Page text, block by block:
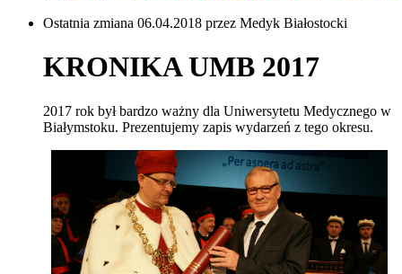
Ostatnia zmiana 06.04.2018 przez Medyk Białostocki
KRONIKA UMB 2017
2017 rok był bardzo ważny dla Uniwersytetu Medycznego w
Białymstoku. Prezentujemy zapis wydarzeń z tego okresu.